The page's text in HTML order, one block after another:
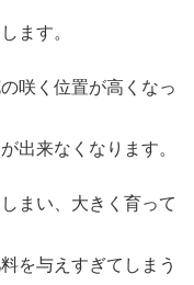
ます。
咲く位置が高くなっ
出来なくなります。
まい、大きく育って
を与えすぎてしまう